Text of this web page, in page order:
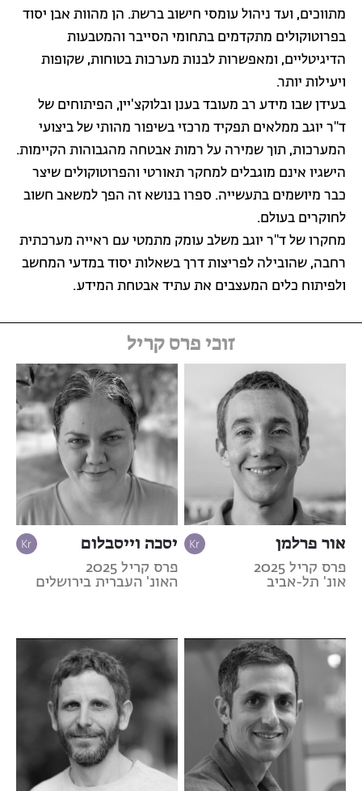
מתווכים, ועד ניהול עומסי חישוב ברשת. הן מהוות אבן יסוד
בפרוטוקולים מתקדמים בתחומי הסייבר והמטבעות
הדיגיטליים, ומאפשרות לבנות מערכות בטוחות, שקופות
ויעילות יותר.
בעידן שבו מידע רב מעובד בענן ובלוקצ'יין, הפיתוחים של
ד"ר יוגב ממלאים תפקיד מרכזי בשיפור מהותי של ביצועי
המערכות, תוך שמירה על רמות אבטחה מהגבוהות הקיימות.
הישגיו אינם מוגבלים למחקר תאורטי והפרוטוקולים שיצר
כבר מיושמים בתעשייה. ספרו בנושא זה הפך למשאב חשוב
לחוקרים בעולם.
מחקרו של ד"ר יוגב משלב עומק מתמטי עם ראייה מערכתית
רחבה, שהובילה לפריצות דרך בשאלות יסוד במדעי המחשב
ולפיתוח כלים המעצבים את עתיד אבטחת המידע.
זוכי פרס קריל
אור פרלמן
פרס קריל 2025
אונ' תל-אביב
יסכה וייסבלום
פרס קריל 2025
האונ' העברית בירושלים